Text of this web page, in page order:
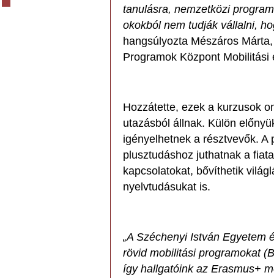
tanulásra, nemzetközi
okokból nem tudják vállalni,
hangsúlyozta Mészáros
Programok Központ
Hozzátette, ezek a kurzusok
utazásból állnak. Külön
igényelhetnek a résztvevők.
plusztudáshoz juthatnak a
kapcsolatokat, bővíthetik
nyelvtudásukat is.
„A Széchenyi István Egyetem
rövid mobilitási programokat
így hallgatóink az Erasmus+